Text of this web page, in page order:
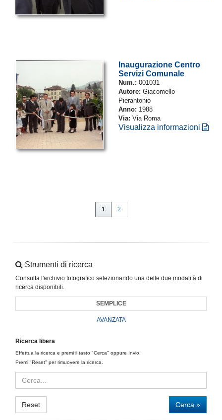
Inaugurazione Centro
Servizi Comunale
Num.: 001031
Autore: Giacomello
Pierantonio
Anno: 1988
Via: Via Roma
Visualizza informazioni
1 2
Strumenti di ricerca
Consulta l'archivio fotografico selezionando una delle due modalità di
ricerca disponibili.
SEMPLICE
AVANZATA
Ricerca libera
Effettua la ricerca e premi il tasto "Cerca" oppure Invio.
Premi "Reset" per rimuovere la ricerca.
Reset Cerca »